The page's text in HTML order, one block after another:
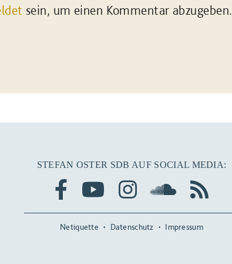
sein, um einen Kommentar abzugeben.
STEFAN OSTER SDB AUF SOCIAL MEDIA:
Netiquette Datenschutz Impressum